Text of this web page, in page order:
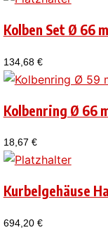
Kolben Set Ø 66
134,68 €
Kolbenring Ø 66
18,67 €
Kurbelgehäuse
694,20 €